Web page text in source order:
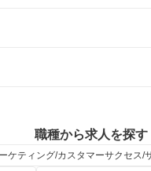
職種から求人を探す
ケティング/カスタマーサクセス/